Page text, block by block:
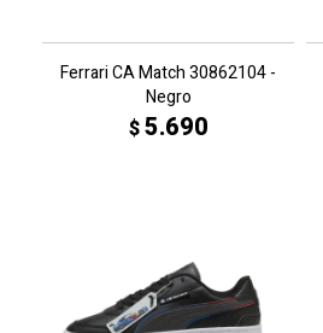
Ferrari CA Match 30862104 -
Negro
$5.690